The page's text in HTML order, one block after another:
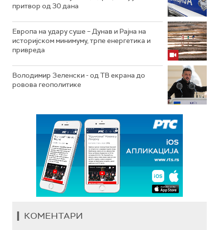
притвор од 30 дана
Европа на удару суше – Дунав и Рајна на
историјском минимуму, трпе енергетика и
привреда
Володимир Зеленски - од ТВ екрана до
ровова геополитике
КОМЕНТАРИ